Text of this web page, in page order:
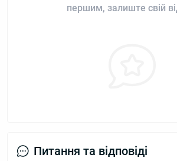
першим, залиште свій
Питання та відповіді